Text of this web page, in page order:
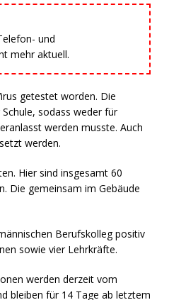
und
mehr aktuell.
getestet worden. Die
sodass weder für
werden musste. Auch
werden.
Hier sind insgesamt 60
Die gemeinsam im Gebäude
Berufskolleg positiv
sowie vier Lehrkräfte.
werden derzeit vom
bleiben für 14 Tage ab letztem